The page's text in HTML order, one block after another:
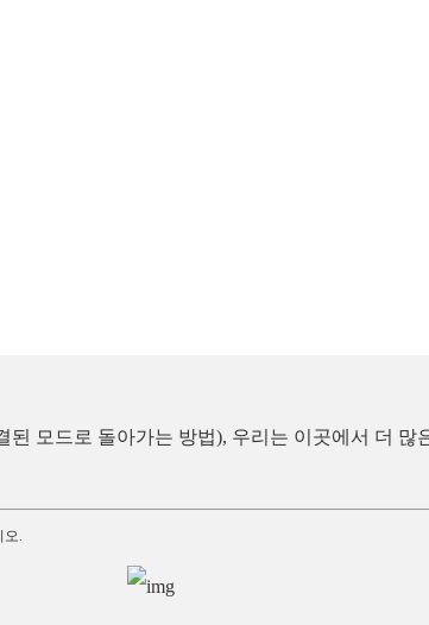
모드로 돌아가는 방법), 우리는 이곳에서 더
오.